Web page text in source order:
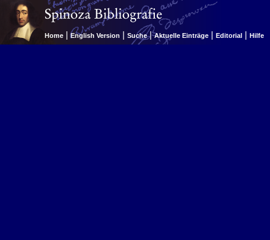
Home | English Version | Suche | Aktuelle Einträge | Editorial | Hilfe